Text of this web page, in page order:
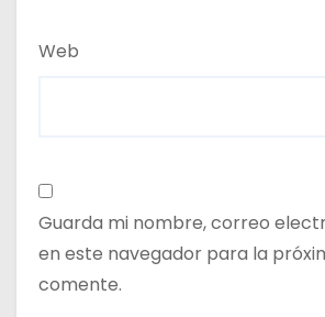
Web
Guarda mi nombre, correo
en este navegador para la
comente.